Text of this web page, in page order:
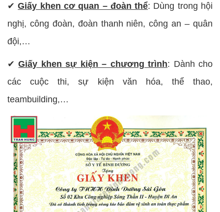
✔Giấy khen cơ quan – đoàn thể: Dùng trong hội
nghị, công đoàn, đoàn thanh niên, công an – quân
đội,…
✔Giấy khen sự kiện – chương trình: Dành cho
các cuộc thi, sự kiện văn hóa, thể thao,
teambuilding,…